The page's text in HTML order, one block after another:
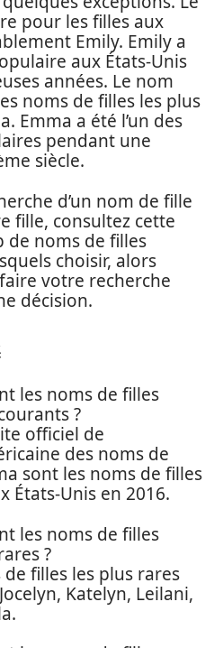
pour les filles aux
Emily. Emily a
aux États-Unis
années. Le nom
noms de filles les plus
Emma a été l’un des
pendant une
siècle.
d’un nom de fille
fille, consultez cette
de noms de filles
choisir, alors
votre recherche
décision.
les noms de filles
?
officiel de
des noms de
sont les noms de filles
États-Unis en 2016.
les noms de filles
?
de filles les plus rares
Katelyn, Leilani,